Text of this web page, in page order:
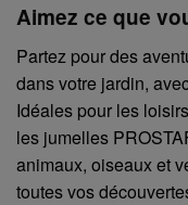
Aimez ce que
Partez pour des
dans votre jardin,
Idéales pour les
les jumelles
animaux, oiseaux et
toutes vos